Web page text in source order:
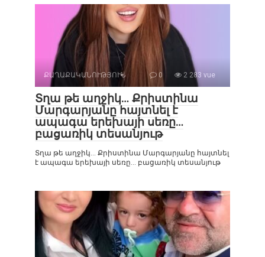
ՔԱՂԱՔԱԿԱՆՈՒԹՅՈՒՆ 0 2 283 vue
Տղա թե աղջիկ… Քրիստինա
Մարգարյանը հայտնել է
ապագա երեխայի սեռը…
բացառիկ տեսանյութ
Տղա թե աղջիկ… Քրիստինա Մարգարյանը հայտնել
է ապագա երեխայի սեռը… բացառիկ տեսանյութ